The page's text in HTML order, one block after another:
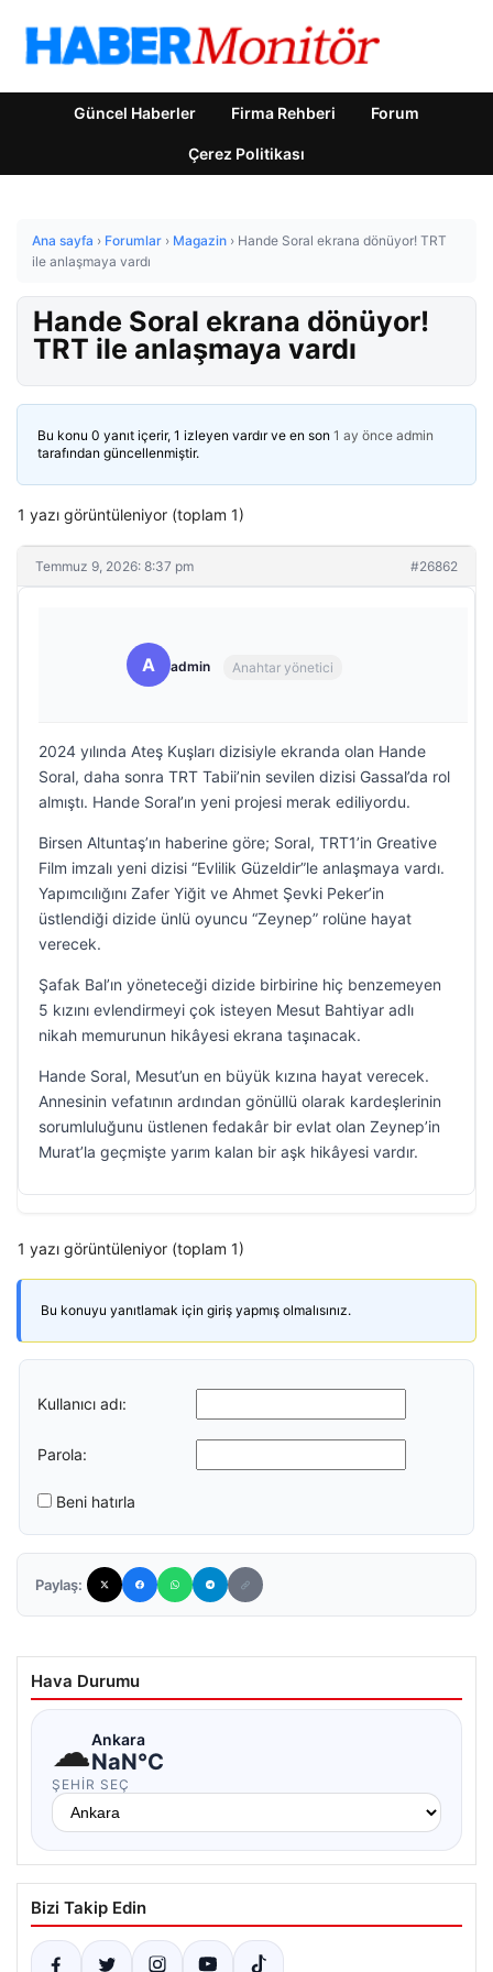
Güncel Haberler Firma Rehberi Forum
Çerez Politikası
Ana sayfa › Forumlar › Magazin › Hande Soral ekrana dönüyor! TRT
ile anlaşmaya vardı
Hande Soral ekrana dönüyor!
TRT ile anlaşmaya vardı
Bu konu 0 yanıt içerir, 1 izleyen vardır ve en son 1 ay önce admin
tarafından güncellenmiştir.
1 yazı görüntüleniyor (toplam 1)
Temmuz 9, 2026: 8:37 pm #26862
A admin Anahtar yönetici
2024 yılında Ateş Kuşları dizisiyle ekranda olan Hande
Soral, daha sonra TRT Tabii’nin sevilen dizisi Gassal’da rol
almıştı. Hande Soral’ın yeni projesi merak ediliyordu.
Birsen Altuntaş’ın haberine göre; Soral, TRT1’in Greative
Film imzalı yeni dizisi “Evlilik Güzeldir”le anlaşmaya vardı.
Yapımcılığını Zafer Yiğit ve Ahmet Şevki Peker’in
üstlendiği dizide ünlü oyuncu “Zeynep” rolüne hayat
verecek.
Şafak Bal’ın yöneteceği dizide birbirine hiç benzemeyen
5 kızını evlendirmeyi çok isteyen Mesut Bahtiyar adlı
nikah memurunun hikâyesi ekrana taşınacak.
Hande Soral, Mesut’un en büyük kızına hayat verecek.
Annesinin vefatının ardından gönüllü olarak kardeşlerinin
sorumluluğunu üstlenen fedakâr bir evlat olan Zeynep’in
Murat’la geçmişte yarım kalan bir aşk hikâyesi vardır.
1 yazı görüntüleniyor (toplam 1)
Bu konuyu yanıtlamak için giriş yapmış olmalısınız.
Kullanıcı adı:
Parola:
Beni hatırla
Paylaş:
Hava Durumu
☁Ankara
NaN°C
ŞEHIR SEÇ
Bizi Takip Edin